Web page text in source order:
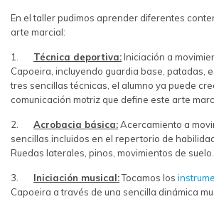
En el taller pudimos aprender diferentes
arte marcial:
1. Técnica deportiva:Iniciación a
Capoeira, incluyendo guardia base, patadas,
tres sencillas técnicas, el alumno ya puede
comunicación motriz que define este arte
2. Acrobacia básica:Acercamiento a
sencillas incluidos en el repertorio de
Ruedas laterales, pinos, movimientos de suelo…
3. Iniciación musical:Tocamos los
Capoeira a través de una sencilla dinámica